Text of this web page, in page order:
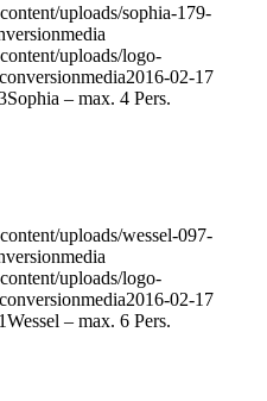
uploads/sophia-179-
uploads/logo-
conversionmedia2016-02-17
Sophia – max. 4 Pers.
uploads/wessel-097-
uploads/logo-
conversionmedia2016-02-17
Wessel – max. 6 Pers.